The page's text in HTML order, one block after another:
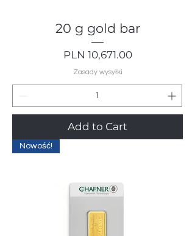
20 g gold bar
Price
PLN 10,671.00
Zasady wysyłki
Add to Cart
Nowość!